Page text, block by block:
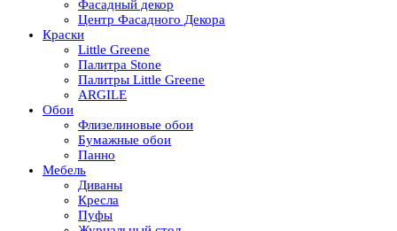
Фасадный декор
Центр Фасадного Декора
Краски
Little Greene
Палитра Stone
Палитры Little Greene
ARGILE
Обои
Флизелиновые обои
Бумажные обои
Панно
Мебель
Диваны
Кресла
Пуфы